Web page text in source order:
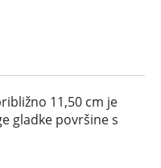
11,50 cm je
gladke površine s